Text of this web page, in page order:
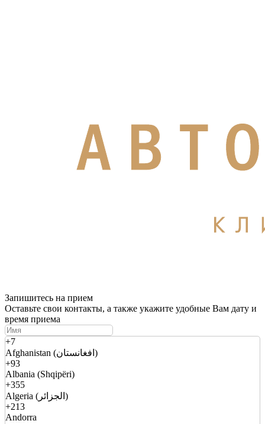
Запишитесь на прием
Оставьте свои контакты, а также укажите удобные Вам дату и
время приема
+7
Afghanistan (افغانستان)
+93
Albania (Shqipëri)
+355
Algeria (الجزائر)
+213
Andorra